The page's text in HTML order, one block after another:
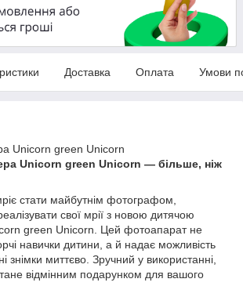
Доставка Оплата Умови
Unicorn green Unicorn
Unicorn green Unicorn — більше, ніж
стати майбутнім фотографом,
свої мрії з новою дитячою
green Unicorn. Цей фотоапарат не
навички дитини, а й надає можливість
знімки миттєво. Зручний у використанні,
відмінним подарунком для вашого